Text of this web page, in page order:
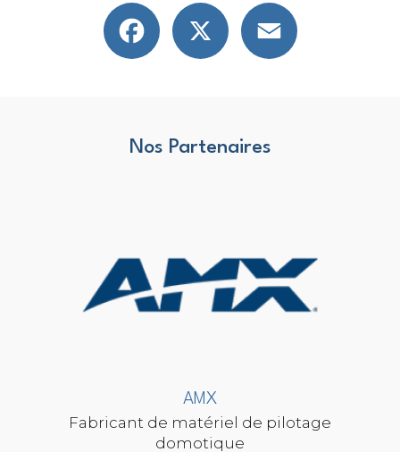
Facebook
Nos Partenaires
AMX
Fabricant de matériel de pilotage
domotique